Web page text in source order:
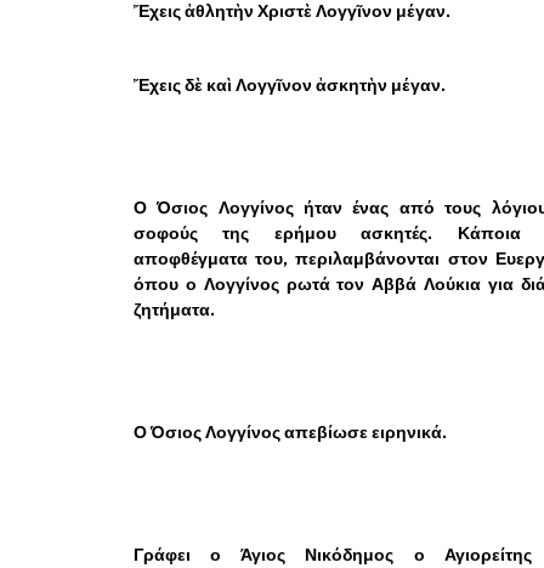
Ἔχεις ἀθλητὴν Χριστὲ Λογγῖνον μέγαν.
Ἔχεις δὲ καὶ Λογγῖνον ἀσκητὴν μέγαν.
Ο Όσιος Λογγίνος ήταν ένας από τους
σοφούς της ερήμου ασκητές. Κάποια
αποφθέγματα του, περιλαμβάνονται στον
όπου ο Λογγίνος ρωτά τον Αββά Λούκια για
ζητήματα.
Ο Όσιος Λογγίνος απεβίωσε ειρηνικά.
Γράφει ο Άγιος Νικόδημος ο Αγιορείτης